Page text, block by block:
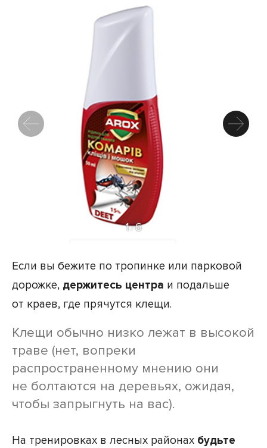
1/6
Если вы бежите по тропинке или парковой
дорожке, держитесь центра и подальше
от краев, где прячутся клещи.
Клещи обычно низко лежат в высокой
траве (нет, вопреки
распространенному мнению они
не болтаются на деревьях, ожидая,
чтобы запрыгнуть на вас).
На тренировках в лесных районах будьте